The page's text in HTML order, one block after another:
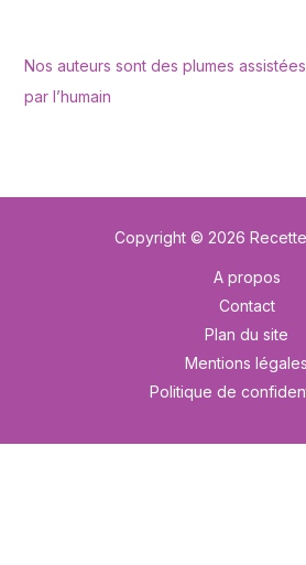
Nos auteurs sont des plumes
par l’humain
Copyright © 2026
A propos
Contact
Plan du site
Mentions légales
Politique de